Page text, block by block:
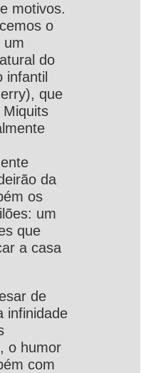
motivos.
o
um
do
infantil
que
da
os
um
que
a casa
de
infinidade
o humor
com